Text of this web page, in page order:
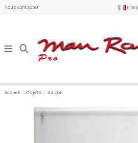
Nous contacter
Accueil Objets Au poil